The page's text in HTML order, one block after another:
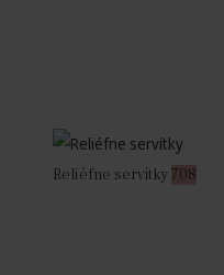
Reliéfne servítky708